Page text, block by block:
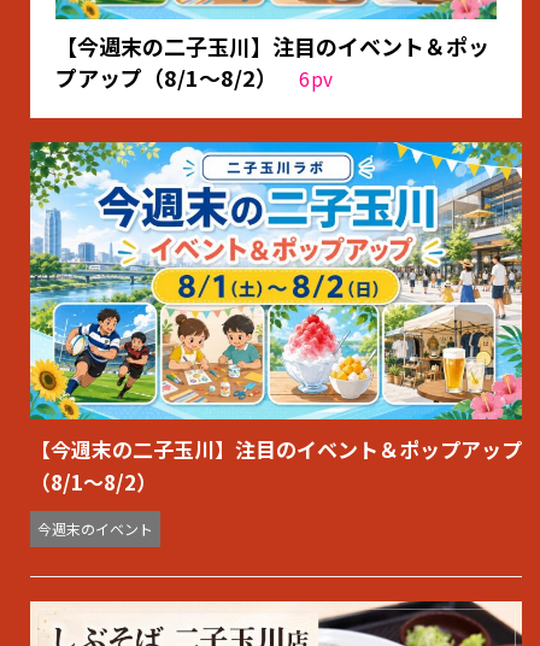
【今週末の二子玉川】注目のイベント＆ポッ
プアップ（8/1〜8/2）
6pv
【今週末の二子玉川】注目のイベント＆ポップアップ
（8/1〜8/2）
今週末のイベント